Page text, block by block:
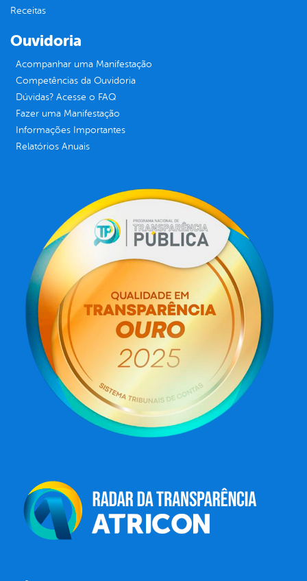
Receitas
Ouvidoria
Acompanhar uma Manifestação
Competências da Ouvidoria
Dúvidas? Acesse o FAQ
Fazer uma Manifestação
Informações Importantes
Relatórios Anuais